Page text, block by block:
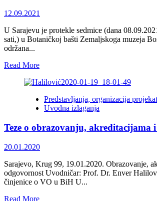
Kruga
99
12.09.2021
U Sarajevu je protekle sedmice (dana
sati,) u Botaničkoj bašti Zemaljskoga muzeja
održana...
Read MoreRead
about
Zemaljskom
muzeju
Sarajevu
roman
zemlje,
autora
Fajke
Predstavljanja, organizacija
Uvodna izlaganja
Teze o obrazovanju, akreditacijama
20.01.2020
Sarajevo, Krug 99, 19.01.2020. Obrazovanje,
odgovornost Uvodničar: Prof. Dr. Enver
činjenice o VO u BiH U...
Read MoreRead